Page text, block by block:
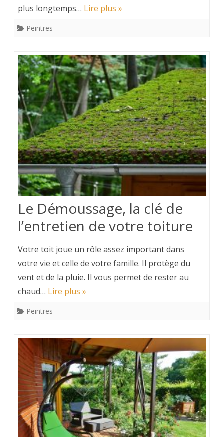
plus longtemps… Lire plus »
Peintres
Le Démoussage, la clé de
l’entretien de votre toiture
Votre toit joue un rôle assez important dans
votre vie et celle de votre famille. Il protège du
vent et de la pluie. Il vous permet de rester au
chaud… Lire plus »
Peintres